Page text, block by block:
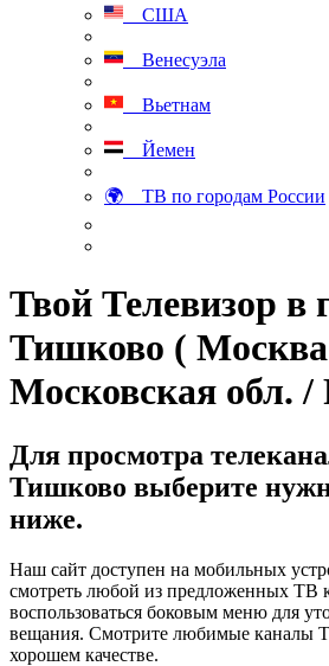
США
Венесуэла
Вьетнам
Йемен
🌍 ТВ по городам России
Твой Телевизор в
Тишково (
Московская обл. /
Для просмотра
Тишково выберите
ниже.
Наш сайт доступен на мобильных
смотреть любой из предложенных ТВ
воспользоваться боковым меню для
вещания. Смотрите любимые каналы
хорошем качестве.